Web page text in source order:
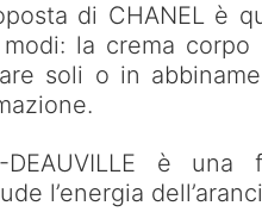
di CHANEL è
la crema
soli o in
DEAUVILLE è
l’energia